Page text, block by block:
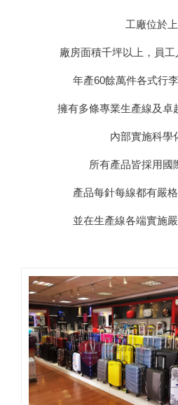
工廠位於
廠房面積千坪以上，員工
年產60餘萬件各式行
擁有多條專業生產線及卓
內部實施科學
所有產品皆採用國
產品每針每線都有嚴
並在生產線各端實施